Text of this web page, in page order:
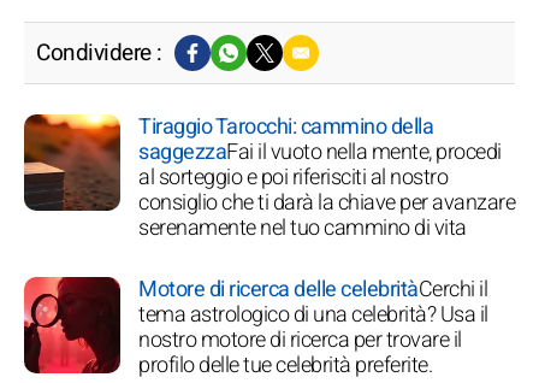
Condividere :
Tiraggio Tarocchi: cammino della
saggezzaFai il vuoto nella mente, procedi
al sorteggio e poi riferisciti al nostro
consiglio che ti darà la chiave per avanzare
serenamente nel tuo cammino di vita
Motore di ricerca delle celebritàCerchi il
tema astrologico di una celebrità? Usa il
nostro motore di ricerca per trovare il
profilo delle tue celebrità preferite.